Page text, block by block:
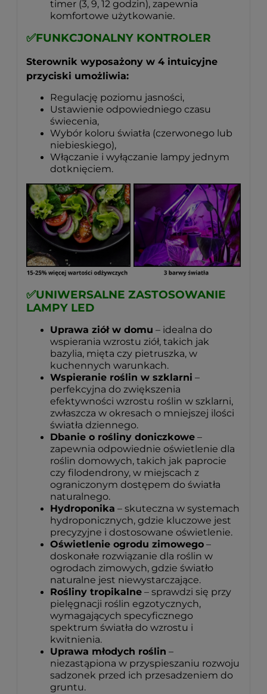
timer (3, 9, 12 godzin), zapewnia
komfortowe użytkowanie.
✅FUNKCJONALNY KONTROLER
Sterownik wyposażony w 4 intuicyjne
przyciski umożliwia:
Regulację poziomu jasności,
Ustawienie odpowiedniego czasu
świecenia,
Wybór koloru światła (czerwonego lub
niebieskiego),
Włączanie i wyłączanie lampy jednym
dotknięciem.
✅UNIWERSALNE ZASTOSOWANIE
LAMPY LED
Uprawa ziół w domu – idealna do
wspierania wzrostu ziół, takich jak
bazylia, mięta czy pietruszka, w
kuchennych warunkach.
Wspieranie roślin w szklarni –
perfekcyjna do zwiększenia
efektywności wzrostu roślin w szklarni,
zwłaszcza w okresach o mniejszej ilości
światła dziennego.
Dbanie o rośliny doniczkowe –
zapewnia odpowiednie oświetlenie dla
roślin domowych, takich jak paprocie
czy filodendrony, w miejscach z
ograniczonym dostępem do światła
naturalnego.
Hydroponika – skuteczna w systemach
hydroponicznych, gdzie kluczowe jest
precyzyjne i dostosowane oświetlenie.
Oświetlenie ogrodu zimowego –
doskonałe rozwiązanie dla roślin w
ogrodach zimowych, gdzie światło
naturalne jest niewystarczające.
Rośliny tropikalne – sprawdzi się przy
pielęgnacji roślin egzotycznych,
wymagających specyficznego
spektrum światła do wzrostu i
kwitnienia.
Uprawa młodych roślin –
niezastąpiona w przyspieszaniu rozwoju
sadzonek przed ich przesadzeniem do
gruntu.